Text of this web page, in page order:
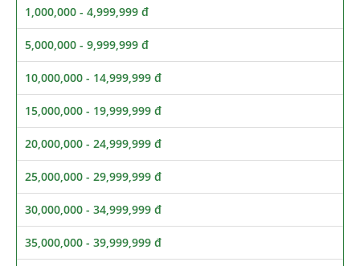
1,000,000 - 4,999,999 đ
5,000,000 - 9,999,999 đ
10,000,000 - 14,999,999 đ
15,000,000 - 19,999,999 đ
20,000,000 - 24,999,999 đ
25,000,000 - 29,999,999 đ
30,000,000 - 34,999,999 đ
35,000,000 - 39,999,999 đ